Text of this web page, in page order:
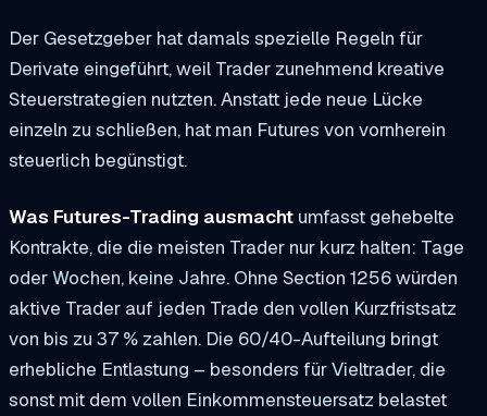
Der Gesetzgeber hat damals spezielle Regeln für
Derivate eingeführt, weil Trader zunehmend kreative
Steuerstrategien nutzten. Anstatt jede neue Lücke
einzeln zu schließen, hat man Futures von vornherein
steuerlich begünstigt.
Was Futures-Trading ausmacht umfasst gehebelte
Kontrakte, die die meisten Trader nur kurz halten: Tage
oder Wochen, keine Jahre. Ohne Section 1256 würden
aktive Trader auf jeden Trade den vollen Kurzfristsatz
von bis zu 37 % zahlen. Die 60/40-Aufteilung bringt
erhebliche Entlastung – besonders für Vieltrader, die
sonst mit dem vollen Einkommensteuersatz belastet